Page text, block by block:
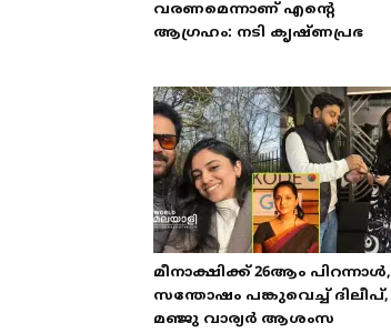
വരണമെന്നാണ് എന്റെ
ആഗ്രഹം: നടി കൃഷ്ണപ്രഭ
മീനാക്ഷിക്ക് 26ആം പിറന്നാൾ,
സന്തോഷം പങ്കുവെച്ച് ദിലീപ്,
മഞ്ജു വാര്യർ ആശംസ